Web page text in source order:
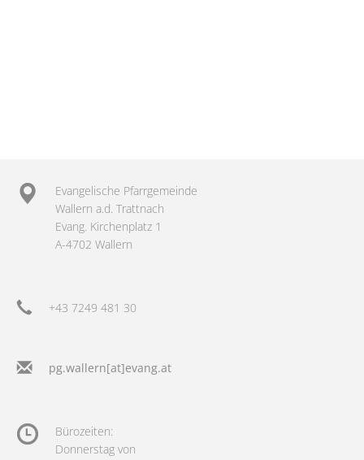
Evangelische Pfarrgemeinde
Wallern a.d. Trattnach
Evang. Kirchenplatz 1
A-4702 Wallern
+43 7249 481 30
pg.wallern[at]evang.at
Bürozeiten:
Donnerstag von